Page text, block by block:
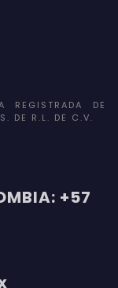
REGISTRADA DE
DE R.L. DE C.V.
+57